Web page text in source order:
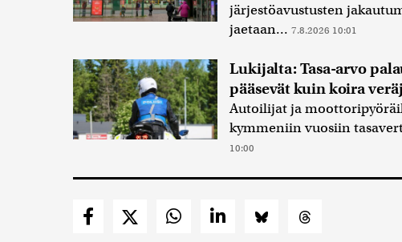
järjestöavustusten
jaetaan... 7.8.2026 10:01
Lukijalta: Tasa-arvo
pääsevät kuin koira
Autoilijat ja
kymmeniin vuosiin
10:00